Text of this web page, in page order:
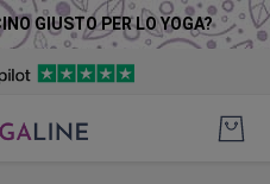
GIUSTO PER LO YOGA?